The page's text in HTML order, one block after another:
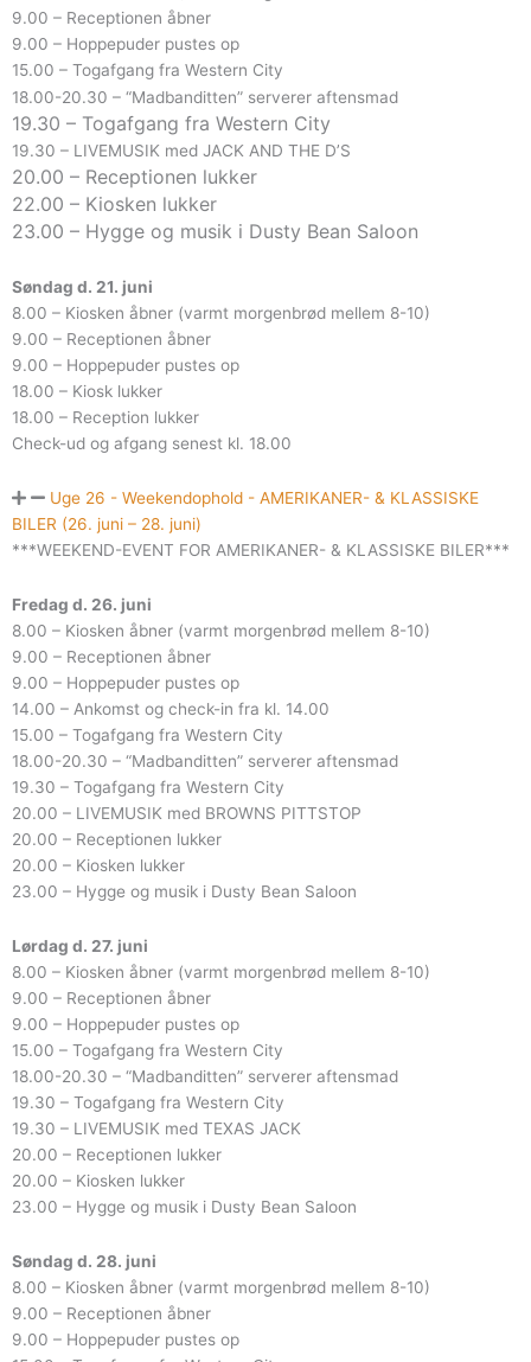
9.00 – Receptionen åbner
9.00 – Hoppepuder pustes op
15.00 – Togafgang fra Western City
18.00-20.30 – “Madbanditten” serverer aftensmad
19.30 – Togafgang fra Western City
19.30 – LIVEMUSIK med JACK AND THE D’S
20.00 – Receptionen lukker
22.00 – Kiosken lukker
23.00 – Hygge og musik i Dusty Bean Saloon
Søndag d. 21. juni
8.00 – Kiosken åbner (varmt morgenbrød mellem 8-10)
9.00 – Receptionen åbner
9.00 – Hoppepuder pustes op
18.00 – Kiosk lukker
18.00 – Reception lukker
Check-ud og afgang senest kl. 18.00
Uge 26 - Weekendophold - AMERIKANER- & KLASSISKE
BILER (26. juni – 28. juni)
***WEEKEND-EVENT FOR AMERIKANER- & KLASSISKE BILER***
Fredag d. 26. juni
8.00 – Kiosken åbner (varmt morgenbrød mellem 8-10)
9.00 – Receptionen åbner
9.00 – Hoppepuder pustes op
14.00 – Ankomst og check-in fra kl. 14.00
15.00 – Togafgang fra Western City
18.00-20.30 – “Madbanditten” serverer aftensmad
19.30 – Togafgang fra Western City
20.00 – LIVEMUSIK med BROWNS PITTSTOP
20.00 – Receptionen lukker
20.00 – Kiosken lukker
23.00 – Hygge og musik i Dusty Bean Saloon
Lørdag d. 27. juni
8.00 – Kiosken åbner (varmt morgenbrød mellem 8-10)
9.00 – Receptionen åbner
9.00 – Hoppepuder pustes op
15.00 – Togafgang fra Western City
18.00-20.30 – “Madbanditten” serverer aftensmad
19.30 – Togafgang fra Western City
19.30 – LIVEMUSIK med TEXAS JACK
20.00 – Receptionen lukker
20.00 – Kiosken lukker
23.00 – Hygge og musik i Dusty Bean Saloon
Søndag d. 28. juni
8.00 – Kiosken åbner (varmt morgenbrød mellem 8-10)
9.00 – Receptionen åbner
9.00 – Hoppepuder pustes op